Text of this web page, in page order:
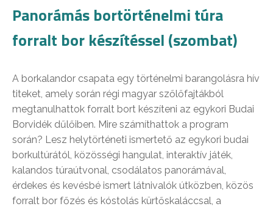
Panorámás bortörténelmi túra
forralt bor készítéssel (szombat)
A borkalandor csapata egy történelmi barangolásra hív
titeket, amely során régi magyar szőlőfajtákból
megtanulhattok forralt bort készíteni az egykori Budai
Borvidék dűlőiben. Mire számíthattok a program
során? Lesz helytörténeti ismertető az egykori budai
borkultúrától, közösségi hangulat, interaktív játék,
kalandos túraútvonal, csodálatos panorámával,
érdekes és kevésbé ismert látnivalók útközben, közös
forralt bor főzés és kóstolás kürtőskaláccsal, a